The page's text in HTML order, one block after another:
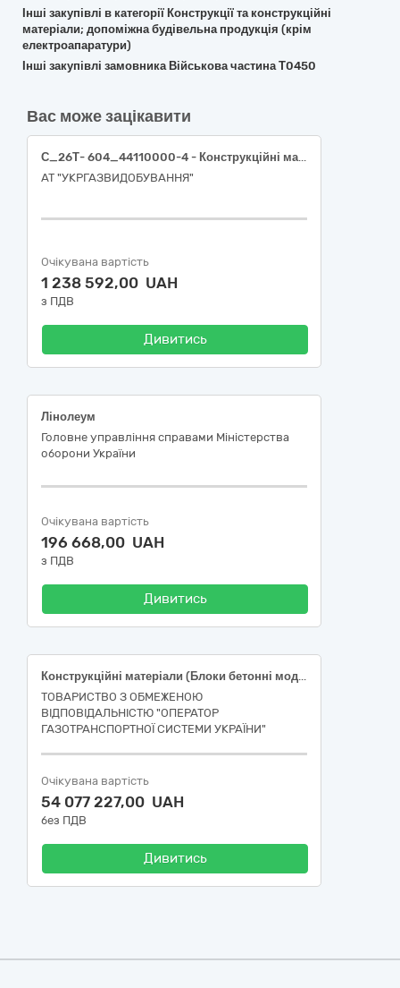
Інші закупівлі в категорії Конструкції та конструкційні
матеріали; допоміжна будівельна продукція (крім
електроапаратури)
Інші закупівлі замовника Військова частина Т0450
Вас може зацікавити
С_26Т- 604_44110000-4 - Конструкційні матеріали (Бетон товарний в асортименті)
АТ "УКРГАЗВИДОБУВАННЯ"
Очікувана вартість
1 238 592,00 UAH
з ПДВ
Дивитись
Лінолеум
Головне управління справами Міністерства
оборони України
Очікувана вартість
196 668,00 UAH
з ПДВ
Дивитись
Конструкційні матеріали (Блоки бетонні модульні)
ТОВАРИСТВО З ОБМЕЖЕНОЮ
ВІДПОВІДАЛЬНІСТЮ "ОПЕРАТОР
ГАЗОТРАНСПОРТНОЇ СИСТЕМИ УКРАЇНИ"
Очікувана вартість
54 077 227,00 UAH
без ПДВ
Дивитись